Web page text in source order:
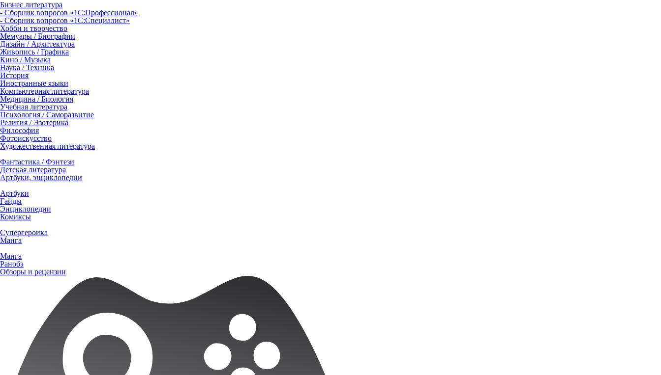
Бизнес литература
- Сборник вопросов «1С:Профессионал»
- Сборник вопросов «1С:Специалист»
Хобби и творчество
Мемуары / Биографии
Дизайн / Архитектура
Живопись / Графика
Кино / Музыка
Наука / Техника
История
Иностранные языки
Компьютерная литература
Медицина / Биология
Учебная литература
Психология / Саморазвитие
Религия / Эзотерика
Философия
Фотоискусство
Художественная литература
Фантастика / Фэнтези
Детская литература
Артбуки, энциклопедии
Артбуки
Гайды
Энциклопедии
Комиксы
Супергероика
Манга
Манга
Ранобэ
Обзоры и рецензии